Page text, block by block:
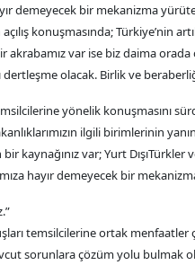
demeyecek bir mekanizma
açılış konuşmasında; Türkiye’nin
akrabamız var ise biz daima orada
dertleşme olacak. Birlik ve
yönelik konuşmasını
ilgili birimlerinin
kaynağınız var; Yurt DışıTürkler
hayır demeyecek bir
temsilcilerine ortak
sorunlara çözüm yolu